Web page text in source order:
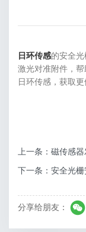
日环传感的安全
激光对准附件，
日环传感，获取
上一条：磁传感
下一条：安全光
分享给朋友：